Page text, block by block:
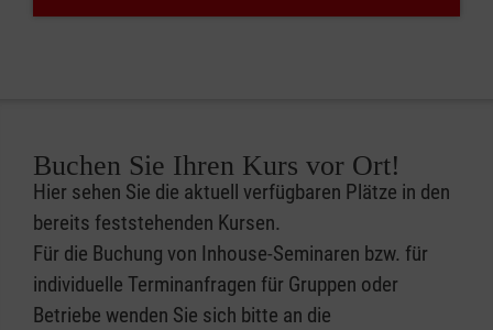
Buchen Sie Ihren Kurs vor Ort!
Hier sehen Sie die aktuell verfügbaren Plätze in den
bereits feststehenden Kursen.
Für die Buchung von Inhouse-Seminaren bzw. für
individuelle Terminanfragen für Gruppen oder
Betriebe wenden Sie sich bitte an die